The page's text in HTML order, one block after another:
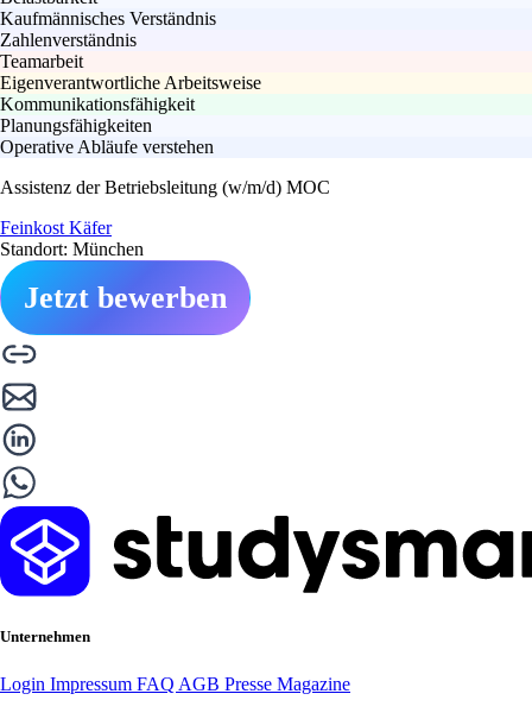
Kaufmännisches Verständnis
Zahlenverständnis
Teamarbeit
Eigenverantwortliche Arbeitsweise
Kommunikationsfähigkeit
Planungsfähigkeiten
Operative Abläufe verstehen
Assistenz der Betriebsleitung (w/m/d) MOC
Feinkost Käfer
Standort: München
Jetzt bewerben
Unternehmen
Login Impressum FAQ AGB Presse Magazine